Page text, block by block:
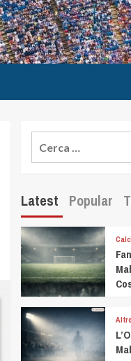
Latest Popular
Altro